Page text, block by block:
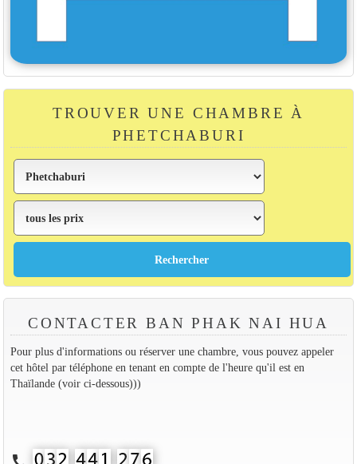
TROUVER UNE CHAMBRE À
PHETCHABURI
CONTACTER BAN PHAK NAI HUA
Pour plus d'informations ou réserver une chambre, vous pouvez appeler
cet hôtel par téléphone en tenant en compte de l'heure qu'il est en
Thaïlande (voir ci-dessous)))